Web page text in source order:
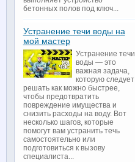
бетонных полов под ключ...
Устранение течи воды на
мой мастер
Устранение течи
воды — это
важная задача,
которую следует
решать как можно быстрее,
чтобы предотвратить
повреждение имущества и
снизить расходы на воду. Вот
несколько шагов, которые
помогут вам устранить течь
самостоятельно или
подготовиться к вызову
специалиста...